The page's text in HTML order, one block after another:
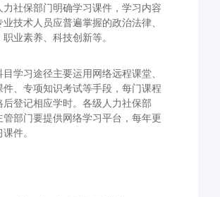
力社保部门明确学习课件，学习内容
业技术人员应普遍掌握的政治法律、
业素养、科技创新等。
目学习途径主要运用网络远程课堂、
件、专项知识考试等手段，每门课程
后登记相应学时。各级人力社保部
管部门要提供网络学习平台，每年更
件。